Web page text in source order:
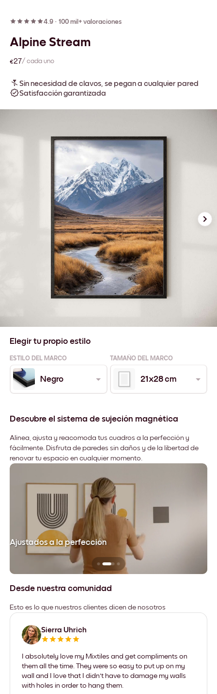
4.9 · 100 mil+ valoraciones
Alpine Stream
€27/ cada uno
Sin necesidad de clavos, se pegan a cualquier pared
Satisfacción garantizada
Elegir tu propio estilo
ESTILO DEL MARCO TAMAÑO DEL MARCO
Negro 21x28 cm
Descubre el sistema de sujeción magnética
Alinea, ajusta y reacomoda tus cuadros a la perfección y
fácilmente. Disfruta de paredes sin daños y de la libertad de
renovar tu espacio en cualquier momento.
Ajustados a la perfección
Desde nuestra comunidad
Esto es lo que nuestros clientes dicen de nosotros
Sierra Uhrich
I absolutely love my Mixtiles and get compliments on
them all the time. They were so easy to put up on my
wall and I love that I didn't have to damage my walls
with holes in order to hang them.